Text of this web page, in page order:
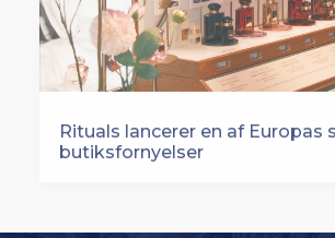
butiksfornyelser